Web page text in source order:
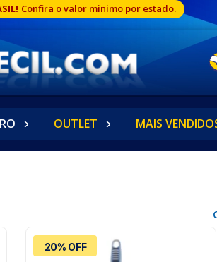
Confira o valor minimo por estado.
OUTLET MAIS
20% OFF